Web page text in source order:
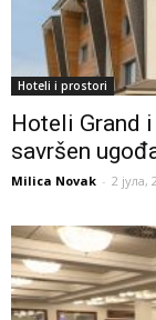
Hoteli i prostori
Hoteli Grand
savršen
Milica Novak - 2 јула,